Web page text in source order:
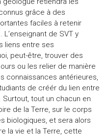
grâce à des
faciles à retenir
de SVT y
liens entre ses
peut-être, trouver des
ou les relier de manière
connaissances antérieures,
de créér du lien entre
tout un chacun en
de la Terre, sur le corps
biologiques, et sera alors
la vie et la Terre, cette